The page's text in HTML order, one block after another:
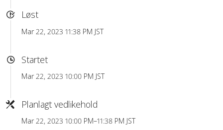
Løst
Mar 22, 2023 11:38 PM JST
Startet
Mar 22, 2023 10:00 PM JST
Planlagt vedlikehold
Mar 22, 2023 10:00 PM–11:38 PM JST